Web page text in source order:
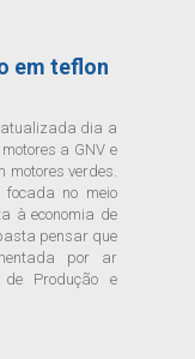
em teflon
atualizada dia a
a GNV e
motores verdes.
no meio
à economia de
pensar que
por ar
Produção e